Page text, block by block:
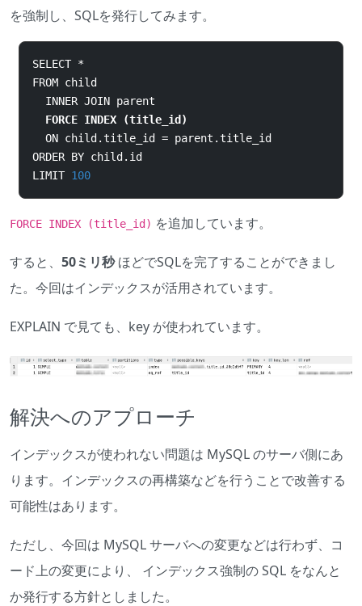
を強制し、SQLを発行してみます。
SELECT *
FROM child
INNER JOIN parent
FORCE INDEX
(title_id )
ON child .title_id = parent .title_id
ORDER BY child . id
LIMIT 100
FORCE INDEX (title_id) を追加しています。
すると、 50ミリ秒ほどでSQLを完了することができまし
た。今回はインデックスが活用されています。
EXPLAIN で見ても、key が使われています。
解決へのアプローチ
インデックスが使われない問題は MySQL のサーバ側にあ
ります。インデックスの再構築などを行うことで改善する
可能性はあります。
ただし、今回は MySQL サーバへの変更などは行わず、コ
ード上の変更により、 インデックス強制の SQL をなんと
か発行する方針としました。